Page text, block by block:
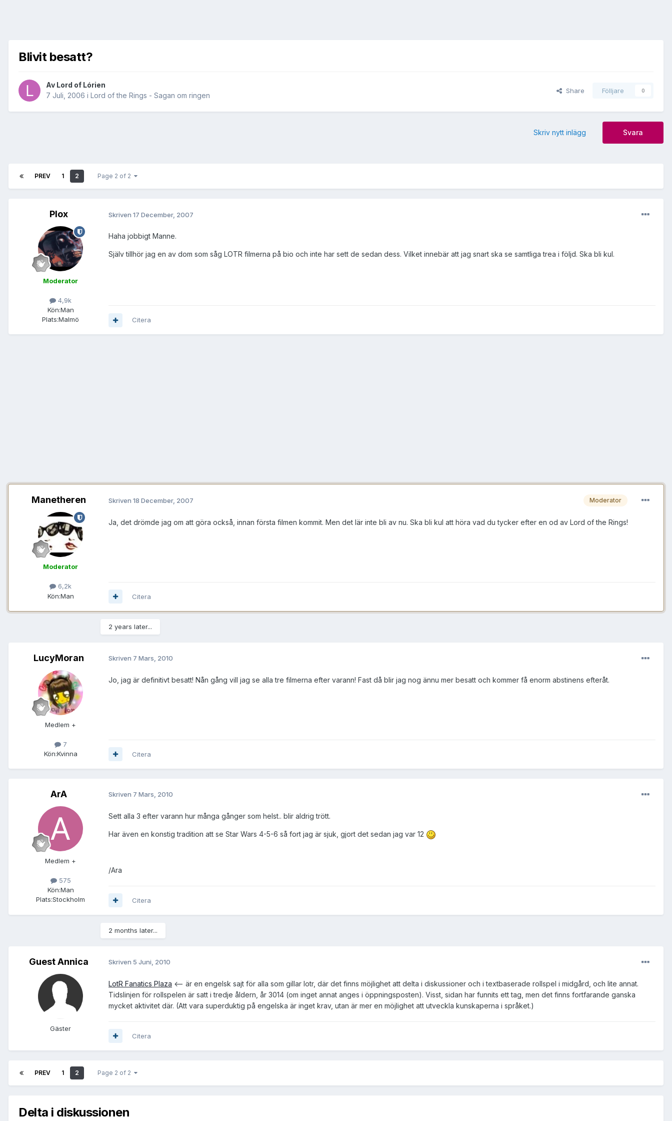
Blivit besatt?
Av Lord of Lórien
7 Juli, 2006 i Lord of the Rings - Sagan om ringen
Share Fölljare 0
Svara
Skriv nytt inlägg
PREV 1 2 Page 2 of 2
Plox
Moderator
4,9k
Kön:Man
Plats:Malmö
Skriven 17 December, 2007
Haha jobbigt Manne.
Själv tillhör jag en av dom som såg LOTR filmerna på bio och inte har sett de sedan dess. Vilket innebär att jag snart ska se samtliga trea i följd. Ska bli kul.
Citera
Manetheren
Moderator
6,2k
Kön:Man
Moderator
Skriven 18 December, 2007
Ja, det drömde jag om att göra också, innan första filmen kommit. Men det lär inte bli av nu. Ska bli kul att höra vad du tycker efter en od av Lord of the Rings!
Citera
2 years later...
LucyMoran
Medlem +
7
Kön:Kvinna
Skriven 7 Mars, 2010
Jo, jag är definitivt besatt! Nån gång vill jag se alla tre filmerna efter varann! Fast då blir jag nog ännu mer besatt och kommer få enorm abstinens efteråt.
Citera
ArA
Medlem +
575
Kön:Man
Plats:Stockholm
Skriven 7 Mars, 2010
Sett alla 3 efter varann hur många gånger som helst.. blir aldrig trött.
Har även en konstig tradition att se Star Wars 4-5-6 så fort jag är sjuk, gjort det sedan jag var 12
/Ara
Citera
2 months later...
Guest Annica
Gäster
Skriven 5 Juni, 2010
LotR Fanatics Plaza <-- är en engelsk sajt för alla som gillar lotr, där det finns möjlighet att delta i diskussioner och i textbaserade rollspel i midgård, och lite annat.
Tidslinjen för rollspelen är satt i tredje åldern, år 3014 (om inget annat anges i öppningsposten). Visst, sidan har funnits ett tag, men det finns fortfarande ganska
mycket aktivitet där. (Att vara superduktig på engelska är inget krav, utan är mer en möjlighet att utveckla kunskaperna i språket.)
Citera
PREV 1 2 Page 2 of 2
Delta i diskussionen